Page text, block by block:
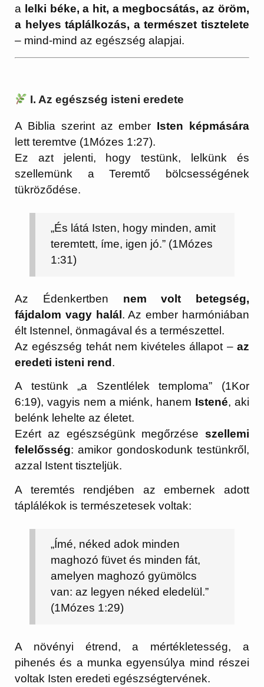
a lelki béke, a hit, a megbocsátás, az öröm,
a helyes táplálkozás, a természet tisztelete
– mind-mind az egészség alapjai.
I. Az egészség isteni eredete
A Biblia szerint az ember Isten képmására
lett teremtve (1Mózes 1:27).
Ez azt jelenti, hogy testünk, lelkünk és
szellemünk a Teremtő bölcsességének
tükröződése.
„És látá Isten, hogy minden, amit
teremtett, íme, igen jó.” (1Mózes
1:31)
Az Édenkertben nem volt betegség,
fájdalom vagy halál. Az ember harmóniában
élt Istennel, önmagával és a természettel.
Az egészség tehát nem kivételes állapot – az
eredeti isteni rend.
A testünk „a Szentlélek temploma” (1Kor
6:19), vagyis nem a miénk, hanem Istené, aki
belénk lehelte az életet.
Ezért az egészségünk megőrzése szellemi
felelősség: amikor gondoskodunk testünkről,
azzal Istent tiszteljük.
A teremtés rendjében az embernek adott
táplálékok is természetesek voltak:
„Ímé, néked adok minden
maghozó füvet és minden fát,
amelyen maghozó gyümölcs
van: az legyen néked eledelül.”
(1Mózes 1:29)
A növényi étrend, a mértékletesség, a
pihenés és a munka egyensúlya mind részei
voltak Isten eredeti egészségtervének.